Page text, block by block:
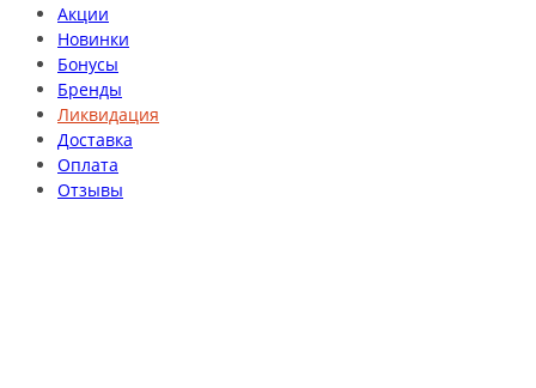
Акции
Новинки
Бонусы
Бренды
Ликвидация
Доставка
Оплата
Отзывы